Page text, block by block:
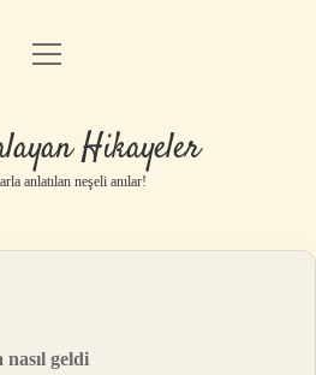
Anasayfa
Yasal Uyarı
menüyü
Hikayeler
anlatılan neşeli anılar!
geldi